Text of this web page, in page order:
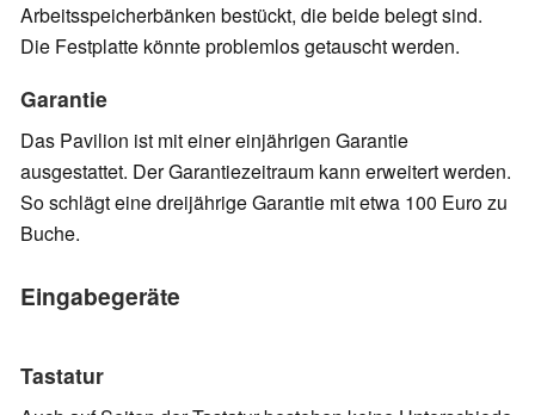
Arbeitsspeicherbänken bestückt, die beide belegt sind.
Die Festplatte könnte problemlos getauscht werden.
Garantie
Das Pavilion ist mit einer einjährigen Garantie
ausgestattet. Der Garantiezeitraum kann erweitert werden.
So schlägt eine dreijährige Garantie mit etwa 100 Euro zu
Buche.
Eingabegeräte
Tastatur